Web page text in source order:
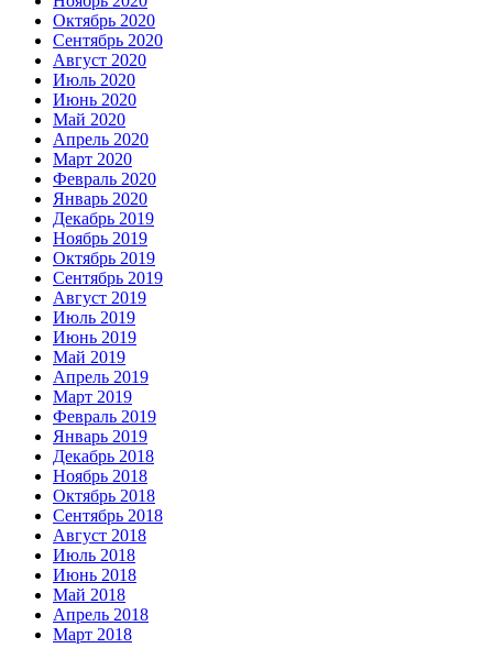
Октябрь 2020
Сентябрь 2020
Август 2020
Июль 2020
Июнь 2020
Май 2020
Апрель 2020
Март 2020
Февраль 2020
Январь 2020
Декабрь 2019
Ноябрь 2019
Октябрь 2019
Сентябрь 2019
Август 2019
Июль 2019
Июнь 2019
Май 2019
Апрель 2019
Март 2019
Февраль 2019
Январь 2019
Декабрь 2018
Ноябрь 2018
Октябрь 2018
Сентябрь 2018
Август 2018
Июль 2018
Июнь 2018
Май 2018
Апрель 2018
Март 2018